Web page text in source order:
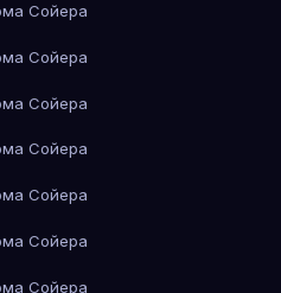
Сойера
Сойера
Сойера
Сойера
Сойера
Сойера
Сойера